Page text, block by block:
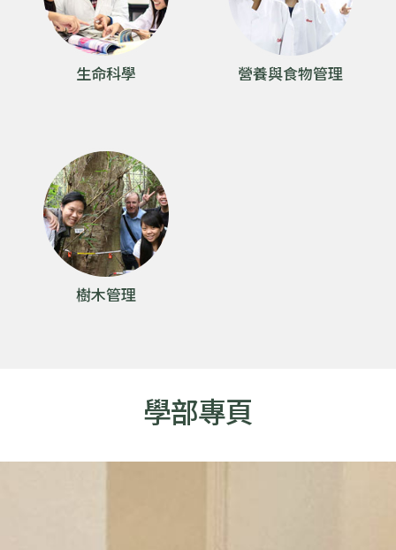
生命科學 營養與食物管理
樹木管理
學部專頁